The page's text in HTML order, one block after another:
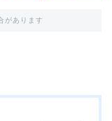
があります